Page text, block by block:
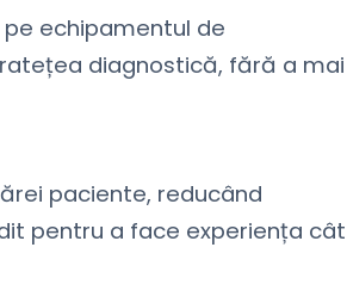
echipamentul de
diagnostică, fără a mai
paciente, reducând
pentru a face experiența cât